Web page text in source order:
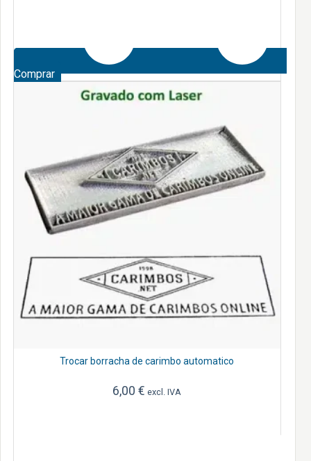
Comprar
Trocar borracha de carimbo automatico
6,00€ excl. IVA